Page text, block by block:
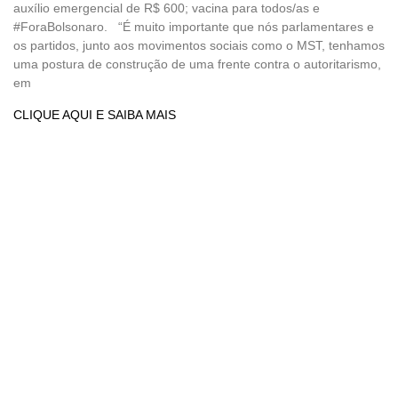
auxílio emergencial de R$ 600; vacina para todos/as e
#ForaBolsonaro. “É muito importante que nós parlamentares e
os partidos, junto aos movimentos sociais como o MST, tenhamos
uma postura de construção de uma frente contra o autoritarismo,
em
CLIQUE AQUI E SAIBA MAIS